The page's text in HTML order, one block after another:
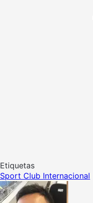
Etiquetas
Sport Club Internacional